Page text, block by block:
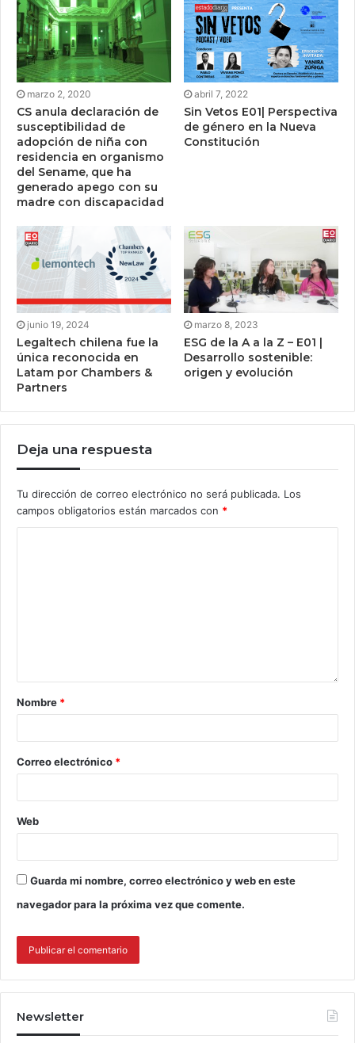
marzo 2, 2020
CS anula declaración de
susceptibilidad de
adopción de niña con
residencia en organismo
del Sename, que ha
generado apego con su
madre con discapacidad
abril 7, 2022
Sin Vetos E01| Perspectiva
de género en la Nueva
Constitución
junio 19, 2024
Legaltech chilena fue la
única reconocida en
Latam por Chambers &
Partners
marzo 8, 2023
ESG de la A a la Z – E01 |
Desarrollo sostenible:
origen y evolución
Deja una respuesta
Tu dirección de correo electrónico no será publicada. Los
campos obligatorios están marcados con *
Nombre *
Correo electrónico *
Web
Guarda mi nombre, correo electrónico y web en este
navegador para la próxima vez que comente.
Newsletter